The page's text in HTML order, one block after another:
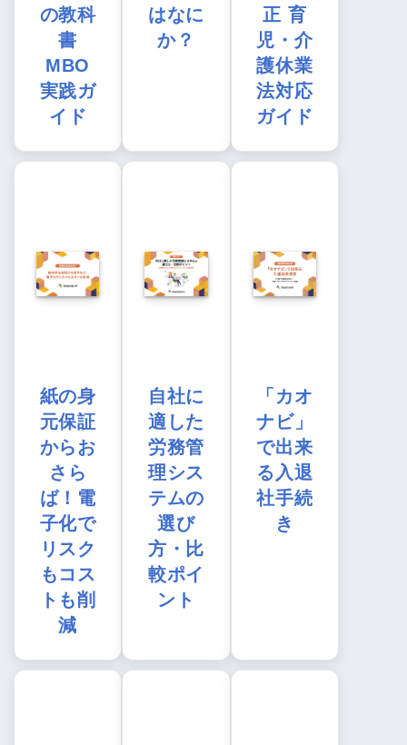
の教科
書
MBO
実践ガ
イド
はなに
か？
正 育
児・介
護休業
法対応
ガイド
紙の身
元保証
からお
さら
ば！電
子化で
リスク
もコス
トも削
減
自社に
適した
労務管
理シス
テムの
選び
方・比
較ポイ
ント
「カオ
ナビ」
で出来
る入退
社手続
き